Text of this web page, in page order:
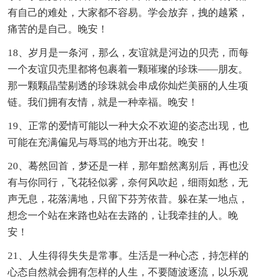
有自己的难处，大家都不容易。学会放弃，拽的越紧，
痛苦的是自己。晚安！
18、岁月是一条河，那么，友谊就是河边的贝壳，而每
一个友谊贝壳里都将包裹着一颗璀璨的珍珠——朋友。
那一颗颗晶莹剔透的珍珠就会串成你灿烂美丽的人生项
链。我们拥有友情，就是一种幸福。晚安！
19、正常的爱情可能以一种大众不欢迎的姿态出现，也
可能在充满偏见与辱骂的地方开出花。晚安！
20、蓦然回首，梦还是一样，那年黯然离别后，再也没
有与你同行，飞花轻似雾，奈何风吹起，细雨如愁，无
声无息，花落满地，只留下芬芳依昔。躲在某一地点，
想念一个站在来路也站在去路的，让我牵挂的人。晚
安！
21、人生得得失失是常事。生活是一种心态，持怎样的
心态自然就会拥有怎样的人生，不要随波逐流，以乐观